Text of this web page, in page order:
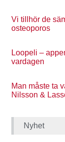
Vi tillhör de
osteoporos
Loopeli –
vardagen
Man måste ta
Nilsson &
Nyhet